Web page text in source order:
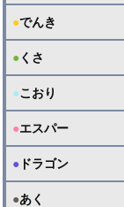
●でんき
●くさ
●こおり
●エスパー
● ドラゴン
●あく